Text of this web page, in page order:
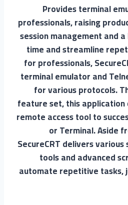
Provides terminal
professionals, raising
session management and
time and streamline
for professionals,
terminal emulator and
for various protocols.
feature set, this
remote access tool to
or Terminal. Aside
SecureCRT delivers
tools and advanced
automate repetitive tasks,